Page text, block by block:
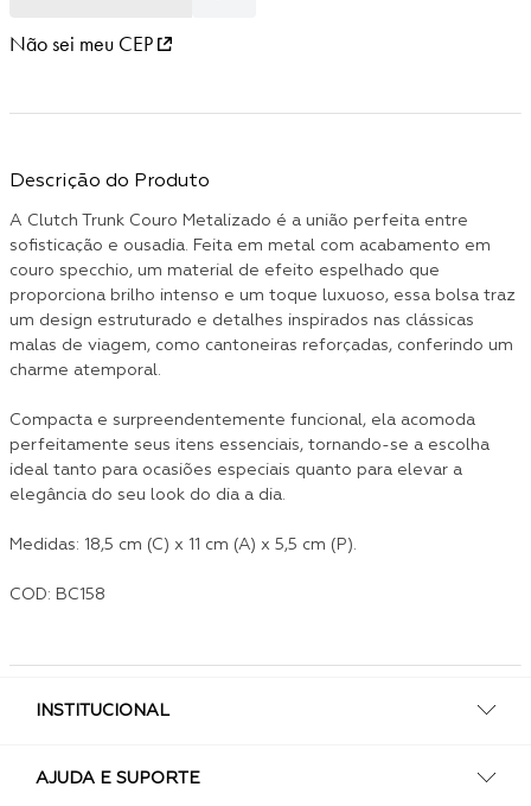
Não sei meu CEP
Descrição do Produto
A Clutch Trunk Couro Metalizado é a união perfeita entre
sofisticação e ousadia. Feita em metal com acabamento em
couro specchio, um material de efeito espelhado que
proporciona brilho intenso e um toque luxuoso, essa bolsa traz
um design estruturado e detalhes inspirados nas clássicas
malas de viagem, como cantoneiras reforçadas, conferindo um
charme atemporal.
Compacta e surpreendentemente funcional, ela acomoda
perfeitamente seus itens essenciais, tornando-se a escolha
ideal tanto para ocasiões especiais quanto para elevar a
elegância do seu look do dia a dia.
Medidas: 18,5 cm (C) x 11 cm (A) x 5,5 cm (P).
COD: BC158
INSTITUCIONAL
AJUDA E SUPORTE